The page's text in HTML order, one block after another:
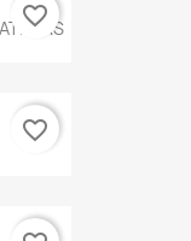
favorite_border
favorite_border